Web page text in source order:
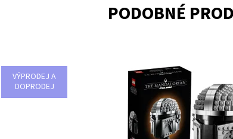
PODOBNÉ
VÝPRODEJ A
DOPRODEJ
co potřebuje,
Postavte si repliku kultovní
kostek LEGO®
Dostupnost:
Skladem>3
10299
LEGO